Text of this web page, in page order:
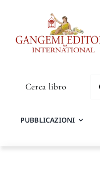
Cerca libro
PUBBLICAZIONI